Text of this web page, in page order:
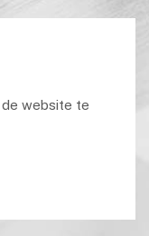
de website te